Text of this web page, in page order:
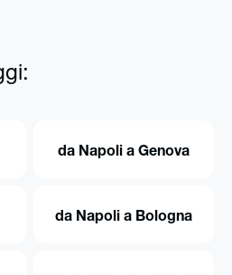
da Napoli a Genova
da Napoli a Bologna